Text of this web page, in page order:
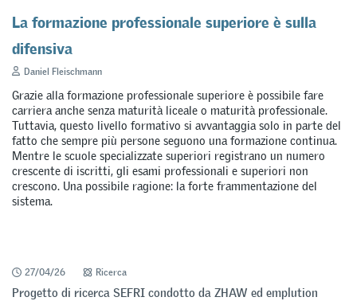
La formazione professionale superiore è sulla
difensiva
Daniel Fleischmann
Grazie alla formazione professionale superiore è possibile fare
carriera anche senza maturità liceale o maturità professionale.
Tuttavia, questo livello formativo si avvantaggia solo in parte del
fatto che sempre più persone seguono una formazione continua.
Mentre le scuole specializzate superiori registrano un numero
crescente di iscritti, gli esami professionali e superiori non
crescono. Una possibile ragione: la forte frammentazione del
sistema.
27/04/26 Ricerca
Progetto di ricerca SEFRI condotto da ZHAW ed emplution